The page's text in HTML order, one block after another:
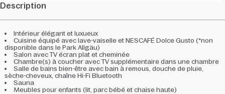
Description
Intérieur élégant et luxueux
Cuisine équipé avec lave-vaiselle et NESCAFÉ Dolce Gusto (*non
disponible dans le Park Allgäu)
Salon avec TV écran plat et cheminée
Chambre(s) à coucher avec TV supplémentaire dans une chambre
Salle de bains bien-être avec bain à remous, douche de pluie,
sèche-cheveux, chaîne Hi-Fi Bluetooth
Sauna
Meubles pour enfants (lit, parc bébé et chaise haute)